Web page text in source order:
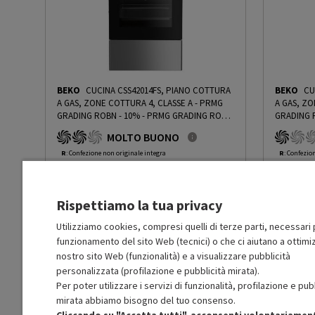
Ventilato Sì
Sistema di pulizia
Programmazione cottura Fine cottura
Ventola tangenziale di
raffreddamento
No
Termostato Sì
BEKO CUCINA CSS42014FS, PIANO COTTURA
A GAS, ZONE COTTURA 4, CLASSE A - PRMG
GRADING ROBN - 10%- PRMG GRADING ROBN
- 10%
MOLTO BUONO
R: Confezione non originale integra
O: Accessori principali presenti
Prodotto Nuovo 299.99 -10%
Ricondizionato Prezzo ridotto da
269.99a-30%
In Promozione 188.99
Aggiungi al carrello
BEKO
A GAS,
GRADING
- 15%
R:
O:
In
Rispettiamo la tua privacy
Utilizziamo cookies, compresi quelli di terze parti, necessari
funzionamento del sito Web (tecnici) o che ci aiutano a
nostro sito Web (funzionalità) e a visualizzare pubblicità
personalizzata (profilazione e pubblicità mirata).
Per poter utilizzare i servizi di funzionalità, profilazione e
mirata abbiamo bisogno del tuo consenso.